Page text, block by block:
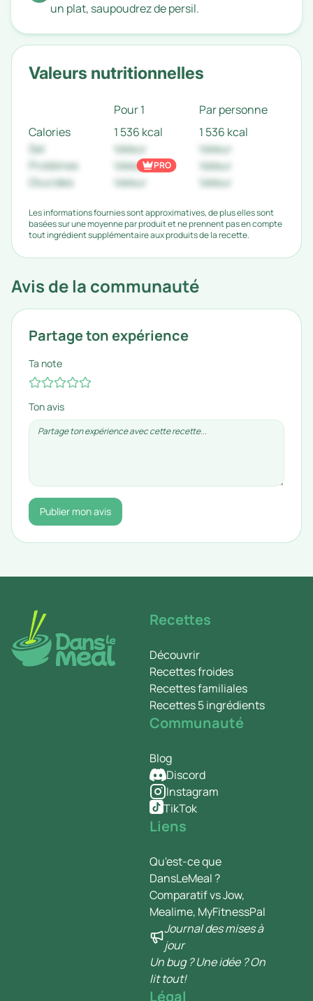
un plat, saupoudrez de persil.
Valeurs nutritionnelles
Pour 1
Par personne
Calories
1 536 kcal
1 536 kcal
Sel
Valeur
Valeur
Protéines
Valeur
Valeur
Glucides
Valeur Valeur
PRO
Les informations fournies sont approximatives, de plus elles sont
basées sur une moyenne par produit et ne prennent pas en compte
tout ingrédient supplémentaire aux produits de la recette.
Avis de la communauté
Partage ton expérience
Ta note
Ton avis
Publier mon avis
Recettes
Découvrir
Recettes froides
Recettes familiales
Recettes 5 ingrédients
Communauté
Blog
Discord
Instagram
TikTok
Liens
Qu'est-ce que
DansLeMeal ?
Comparatif vs Jow,
Mealime, MyFitnessPal
Journal des mises à
jour
Un bug ? Une idée ? On
lit tout!
Légal